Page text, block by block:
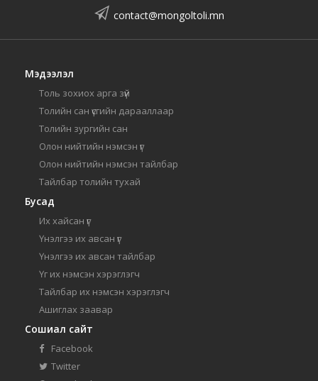
contact@mongoltoli.mn
Мэдээлэл
Толь зохиох арга зүй
Толийн сан үсгийн дарааллаар
Толийн зургийн сан
Олон нийтийн нэмсэн үг
Олон нийтийн нэмсэн тайлбар
Тайлбар толийн тухай
Бусад
Их хайсан үг
Үнэлгээ их авсан үг
Үнэлгээ их авсан тайлбар
Үг их нэмсэн хэрэглэгч
Тайлбар их нэмсэн хэрэглэгч
Ашиглах заавар
Сошиал сайт
Facebook
Twitter